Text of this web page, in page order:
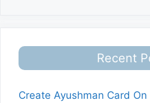
Recent
Create Ayushman Card